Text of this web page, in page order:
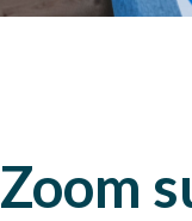
Zoom